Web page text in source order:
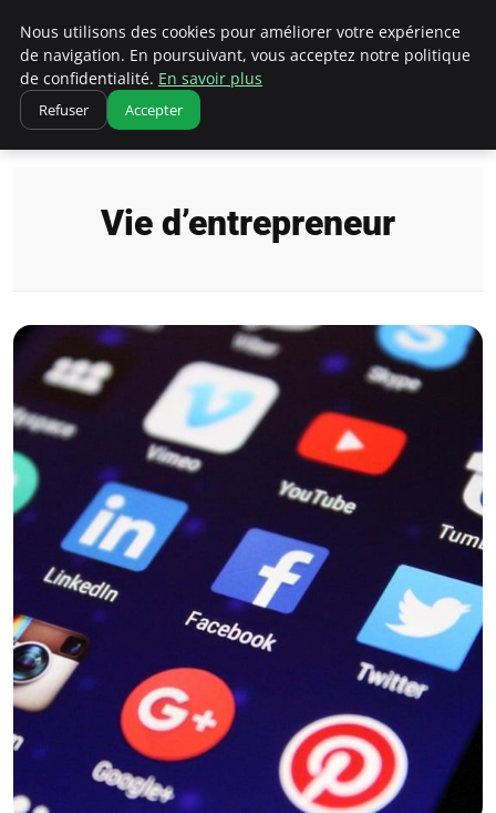
Ultimatefs
Accueil Vie d’entrepreneur
Vie d’entrepreneur
Nous utilisons des cookies pour améliorer votre expérience
de navigation. En poursuivant, vous acceptez notre politique
de confidentialité. En savoir plus
Refuser Accepter